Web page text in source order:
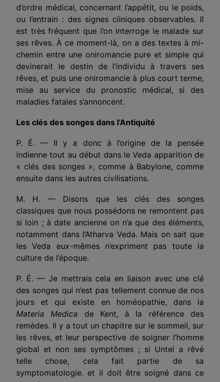
d’ordre médical, concernant l’appétit, ou le poids,
ou l’entrain : des signes cliniques observables. Il
est très fréquent que l’on interroge le malade sur
ses rêves. À ce moment-là, on a des textes à mi-
chemin entre une oniromancie pure et simple qui
devinerait le destin de l’individu à travers ses
rêves, et puis une oniromancie à plus court terme,
mise au service du pronostic médical, si des
maladies fatales s’annoncent.
Les clés des songes dans l’Antiquité
P. É. — Il y a donc à l’origine de la pensée
indienne tout au début dans le Veda apparition de
« clés des songes », comme à Babylone, comme
ensuite dans les autres civilisations.
M. H. — Disons que les clés des songes
classiques que nous possédons ne remontent pas
si loin ; à date ancienne on n’a que des éléments,
notamment dans l’Atharva Veda. Mais on sait que
les Veda eux-mêmes n’expriment pas toute la
culture de l’époque.
P. É. — Je mettrais cela en liaison avec une clé
des songes qui n’est pas tellement connue de nos
jours et qui existe en homéopathie, dans la
Materia Medica de Kent, à la référence des
remèdes. Il y a tout un chapitre sur le sommeil, sur
les rêves, et leur perspective de soigner l’homme
global et non ses symptômes ; si Untel a rêvé
telle chose, cela fait partie de sa
symptomatologie. et il doit être soigné dans ce